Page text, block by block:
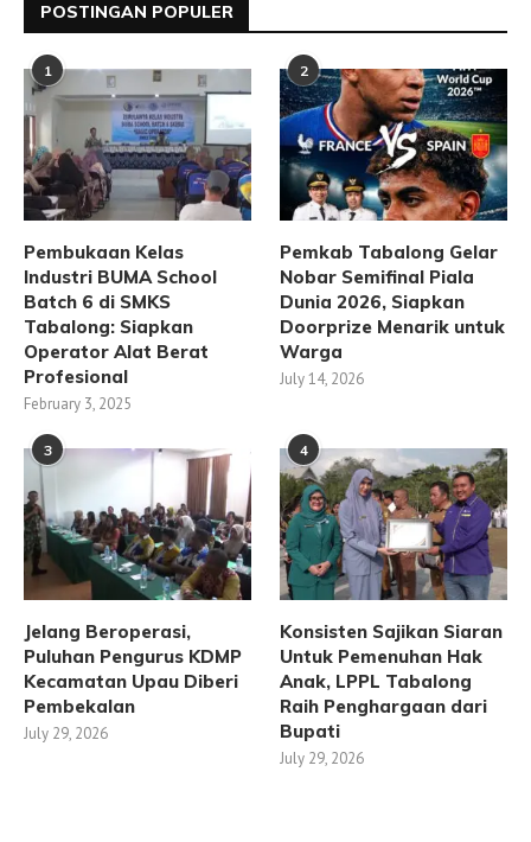
POSTINGAN POPULER
1
Pembukaan Kelas
Industri BUMA School
Batch 6 di SMKS
Tabalong: Siapkan
Operator Alat Berat
Profesional
February 3, 2025
2
Pemkab Tabalong Gelar
Nobar Semifinal Piala
Dunia 2026, Siapkan
Doorprize Menarik untuk
Warga
July 14, 2026
3
Jelang Beroperasi,
Puluhan Pengurus KDMP
Kecamatan Upau Diberi
Pembekalan
July 29, 2026
4
Konsisten Sajikan Siaran
Untuk Pemenuhan Hak
Anak, LPPL Tabalong
Raih Penghargaan dari
Bupati
July 29, 2026